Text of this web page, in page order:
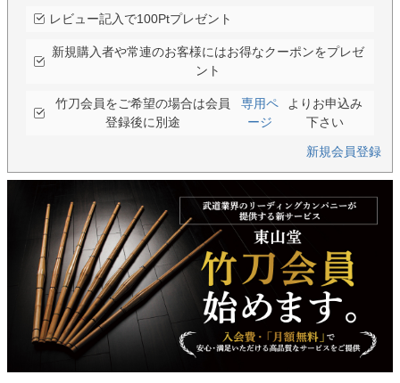
レビュー記入で100Ptプレゼント
新規購入者や常連のお客様にはお得なクーポンをプレゼ
ント
竹刀会員をご希望の場合は会員
登録後に別途
専用ペ
ージ
よりお申込み
下さい
新規会員登録